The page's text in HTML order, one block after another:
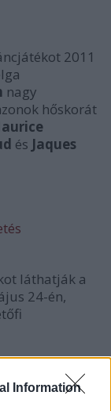
Information
2011
nagy
hőskorát
és Jaques
láthatják a
24-én,